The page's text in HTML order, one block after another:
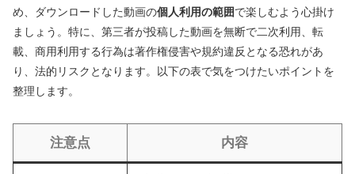
め、ダウンロードした動画の個人利用の範囲で楽しむよう心掛け
ましょう。特に、第三者が投稿した動画を無断で二次利用、転
載、商用利用する行為は著作権侵害や規約違反となる恐れがあ
り、法的リスクとなります。以下の表で気をつけたいポイントを
整理します。
注意点 内容